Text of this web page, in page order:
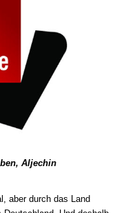
Aljechin
aber durch das Land